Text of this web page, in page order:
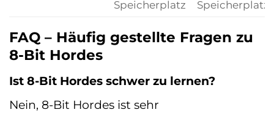
Speicherplatz Speicherplatz
FAQ – Häufig gestellte Fragen zu
8-Bit Hordes
Ist 8-Bit Hordes schwer zu lernen?
Nein, 8-Bit Hordes ist sehr